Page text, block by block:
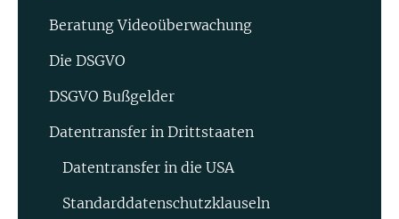
Beratung Video­überwachung
Die DSGVO
DSGVO Bußgelder
Datentransfer in Drittstaaten
Datentransfer in die USA
Standard­datenschutz­klauseln